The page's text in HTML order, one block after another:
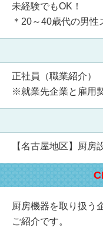
未経験でもOK！
＊20～40歳代の男性
正社員（職業紹介）
※就業先企業と雇用
【名古屋地区】厨房
厨房機器を取り扱う
ご紹介です。